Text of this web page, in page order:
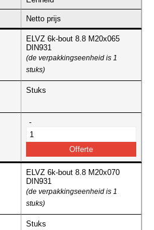
Netto prijs
ELVZ 6k-bout 8.8 M20x065
DIN931
(de verpakkingseenheid is 1
stuks)
Stuks
-
ELVZ 6k-bout 8.8 M20x070
DIN931
(de verpakkingseenheid is 1
stuks)
Stuks